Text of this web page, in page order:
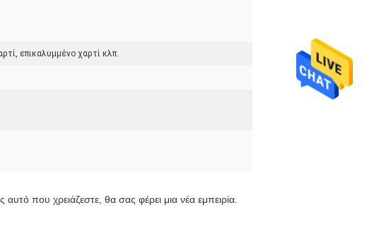
επικαλυμμένο χαρτί κλπ.
που χρειάζεστε, θα σας φέρει μια νέα εμπειρία.